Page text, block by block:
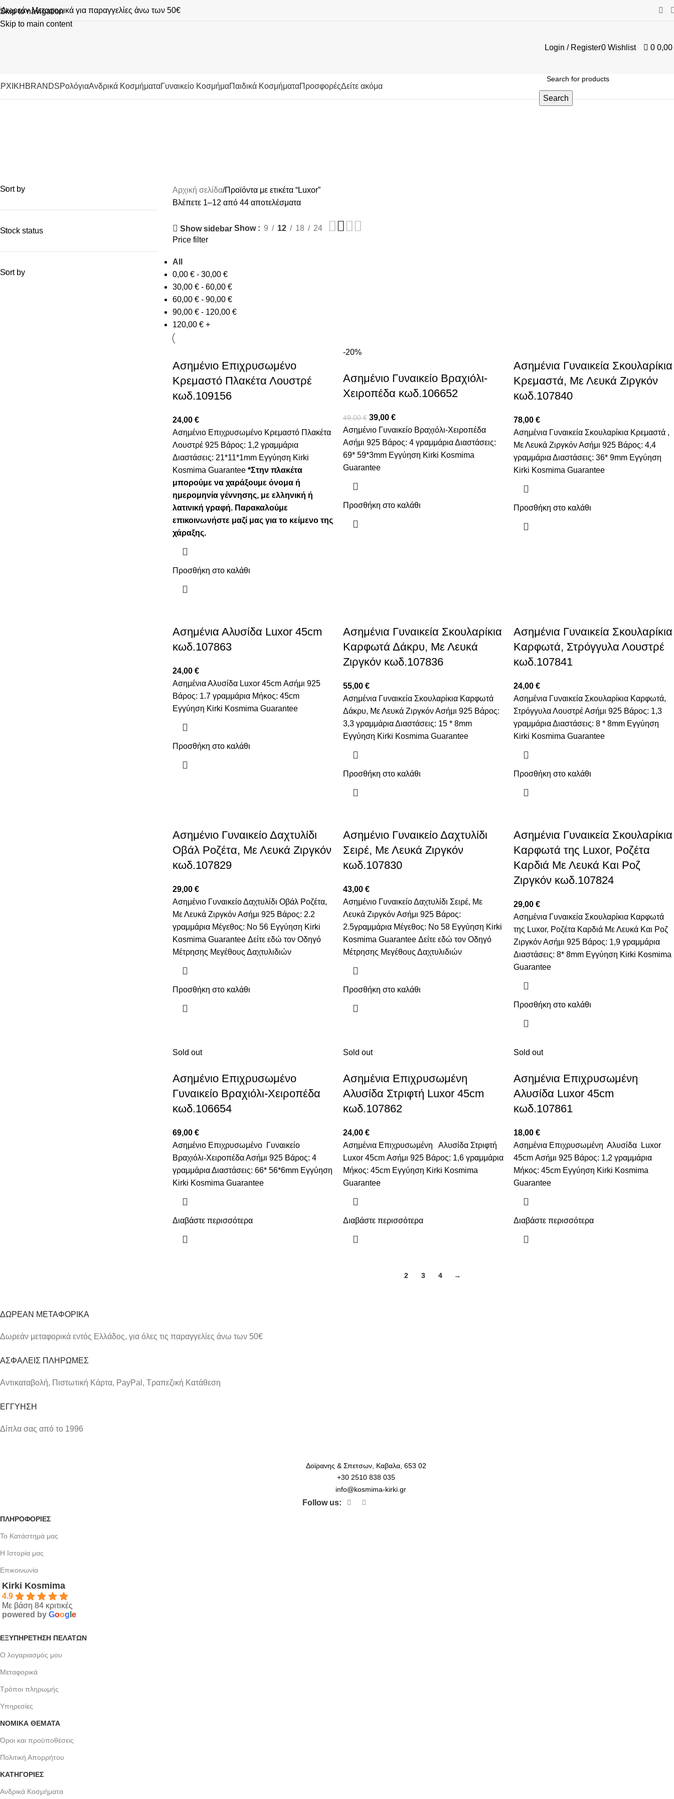
Skip to navigation
Skip to main content
Δωρεάν Μεταφορικά για παραγγελίες άνω των 50€
Login / Register0 Wishlist 0 0,00
BRANDSΡολόγιαΑνδρικά ΚοσμήματαΓυναικείο ΚοσμήμαΠαιδικά ΚοσμήματαΠροσφορέςΔείτε ακόμα
Search
Sort by
Stock status
Sort by
Αρχική σελίδα Προϊόντα με ετικέτα “Luxor”
Βλέπετε 1–12 από 44 αποτελέσματα
Show sidebar Show 9 12 18
24
Price filter
All
0,00 €- 30,00 €
30,00 €- 60,00 €
60,00 €- 90,00 €
90,00 €- 120,00 €
120,00 €+
Ασημένιο Επιχρυσωμένο
Κρεμαστό Πλακέτα Λουστρέ
κωδ.109156
24,00 €
Ασημένιο Επιχρυσωμένο Κρεμαστό Πλακέτα
Λουστρέ 925 Βάρος: 1,2 γραμμάρια
Διαστάσεις: 21*11*1mm Εγγύηση Kirki
Kosmima Guarantee *Στην πλακέτα
μπορούμε να χαράξουμε όνομα ή
ημερομηνία γέννησης, με ελληνική ή
λατινική γραφή. Παρακαλούμε
επικοινωνήστε μαζί μας για το κείμενο της
χάραξης.
Προσθήκη στο καλάθι
-20%
Ασημένιο Γυναικείο Βραχιόλι-
Χειροπέδα κωδ.106652
49,00€ 39,00 €
Ασημένιο Γυναικείο Βραχιόλι-Χειροπέδα
Ασήμι 925 Βάρος: 4 γραμμάρια Διαστάσεις:
69* 59*3mm Εγγύηση Kirki Kosmima
Guarantee
Προσθήκη στο καλάθι
Ασημένια Γυναικεία Σκουλαρίκια
Κρεμαστά, Με Λευκά Ζιργκόν
κωδ.107840
78,00 €
Ασημένια Γυναικεία Σκουλαρίκια Κρεμαστά ,
Με Λευκά Ζιργκόν Ασήμι 925 Βάρος: 4,4
γραμμάρια Διαστάσεις: 36* 9mm Εγγύηση
Kirki Kosmima Guarantee
Προσθήκη στο καλάθι
Ασημένια Αλυσίδα Luxor 45cm
κωδ.107863
24,00 €
Ασημένια Αλυσίδα Luxor 45cm Ασήμι 925
Βάρος: 1.7 γραμμάρια Μήκος: 45cm
Εγγύηση Kirki Kosmima Guarantee
Προσθήκη στο καλάθι
Ασημένια Γυναικεία Σκουλαρίκια
Καρφωτά Δάκρυ, Με Λευκά
Ζιργκόν κωδ.107836
55,00 €
Ασημένια Γυναικεία Σκουλαρίκια Καρφωτά
Δάκρυ, Με Λευκά Ζιργκόν Ασήμι 925 Βάρος:
3,3 γραμμάρια Διαστάσεις: 15 * 8mm
Εγγύηση Kirki Kosmima Guarantee
Προσθήκη στο καλάθι
Ασημένια Γυναικεία Σκουλαρίκια
Καρφωτά, Στρόγγυλα Λουστρέ
κωδ.107841
24,00 €
Ασημένια Γυναικεία Σκουλαρίκια Καρφωτά,
Στρόγγυλα Λουστρέ Ασήμι 925 Βάρος: 1,3
γραμμάρια Διαστάσεις: 8 * 8mm Εγγύηση
Kirki Kosmima Guarantee
Προσθήκη στο καλάθι
Ασημένιο Γυναικείο Δαχτυλίδι
Οβάλ Ροζέτα, Με Λευκά Ζιργκόν
κωδ.107829
29,00 €
Ασημένιο Γυναικείο Δαχτυλίδι Οβάλ Ροζέτα,
Με Λευκά Ζιργκόν Ασήμι 925 Βάρος: 2.2
γραμμάρια Μέγεθος: No 56 Εγγύηση Kirki
Kosmima Guarantee Δείτε εδώ τον Οδηγό
Μέτρησης Μεγέθους Δαχτυλιδιών
Προσθήκη στο καλάθι
Ασημένιο Γυναικείο Δαχτυλίδι
Σειρέ, Με Λευκά Ζιργκόν
κωδ.107830
43,00 €
Ασημένιο Γυναικείο Δαχτυλίδι Σειρέ, Με
Λευκά Ζιργκόν Ασήμι 925 Βάρος:
2.5γραμμάρια Μέγεθος: No 58 Εγγύηση Kirki
Kosmima Guarantee Δείτε εδώ τον Οδηγό
Μέτρησης Μεγέθους Δαχτυλιδιών
Προσθήκη στο καλάθι
Ασημένια Γυναικεία Σκουλαρίκια
Καρφωτά της Luxor, Ροζέτα
Καρδιά Με Λευκά Και Ροζ
Ζιργκόν κωδ.107824
29,00 €
Ασημένια Γυναικεία Σκουλαρίκια Καρφωτά
της Luxor, Ροζέτα Καρδιά Με Λευκά Και Ροζ
Ζιργκόν Ασήμι 925 Βάρος: 1,9 γραμμάρια
Διαστάσεις: 8* 8mm Εγγύηση Kirki Kosmima
Guarantee
Προσθήκη στο καλάθι
Sold out
Ασημένιο Eπιχρυσωμένο
Γυναικείο Βραχιόλι-Χειροπέδα
κωδ.106654
69,00 €
Ασημένιο Eπιχρυσωμένο Γυναικείο
Βραχιόλι-Χειροπέδα Ασήμι 925 Βάρος: 4
γραμμάρια Διαστάσεις: 66* 56*6mm Εγγύηση
Kirki Kosmima Guarantee
Διαβάστε περισσότερα
Sold out
Ασημένια Επιχρυσωμένη
Αλυσίδα Στριφτή Luxor 45cm
κωδ.107862
24,00 €
Ασημένια Επιχρυσωμένη Αλυσίδα Στριφτή
Luxor 45cm Ασήμι 925 Βάρος: 1,6 γραμμάρια
Μήκος: 45cm Εγγύηση Kirki Kosmima
Guarantee
Διαβάστε περισσότερα
Sold out
Ασημένια Επιχρυσωμένη
Αλυσίδα Luxor 45cm
κωδ.107861
18,00 €
Ασημένια Επιχρυσωμένη Αλυσίδα Luxor
45cm Ασήμι 925 Βάρος: 1,2 γραμμάρια
Μήκος: 45cm Εγγύηση Kirki Kosmima
Guarantee
Διαβάστε περισσότερα
2 3 4 →
ΔΩΡΕΑΝ ΜΕΤΑΦΟΡΙΚΑ
Δωρεάν μεταφορικά εντός Ελλάδος, για όλες τις παραγγελίες άνω των 50€
ΑΣΦΑΛΕΙΣ ΠΛΗΡΩΜΕΣ
Αντικαταβολή, Πιστωτική Κάρτα, PayPal, Τραπεζική Kατάθεση
ΕΓΓΥΗΣΗ
Δίπλα σας από το 1996
Δοϊρανης & Σπετσων, Καβαλα, 653 02
+30 2510 838 035
info@kosmima-kirki.gr
Follow us:
ΠΛΗΡΟΦΟΡΙΕΣ
Το Κατάστημά μας
Η Ιστορία μας
Επικοινωνία
Kirki Kosmima
4.9
Με βάση 84 κριτικές
powered by Goog e
ΕΞΥΠΗΡΈΤΗΣΗ ΠΕΛΑΤΏΝ
Ο λογαριασμός μου
Μεταφορικά
Τρόποι πληρωμής
Υπηρεσίες
ΝΟΜΙΚΆ ΘΈΜΑΤΑ
Όροι και προϋποθέσεις
Πολιτική Απορρήτου
ΚΑΤΗΓΟΡΙΕΣ
Ανδρικά Κοσμήματα